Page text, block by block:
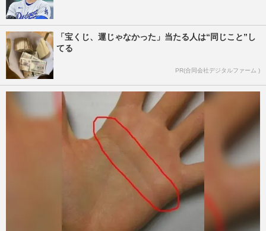
「宝くじ、運じゃなかった」当たる人は“同じこと”し
てる
PR(合同会社デジタルファーム )